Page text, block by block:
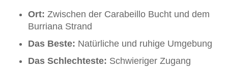
Ort: Zwischen der Carabeillo Bucht und dem
Burriana Strand
Das Beste: Natürliche und ruhige Umgebung
Das Schlechteste: Schwieriger Zugang